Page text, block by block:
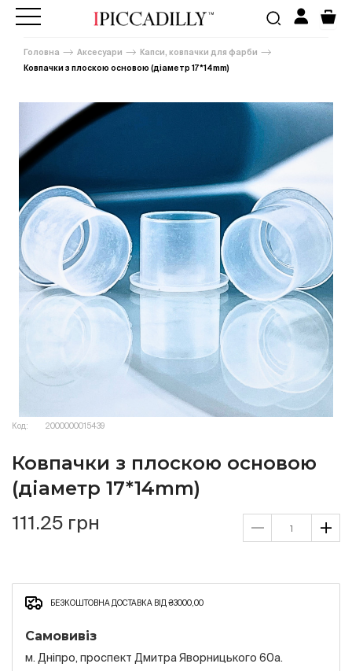
Головна Аксесуари
Капси, ковпачки для фарби
Ковпачки з плоскою основою (діаметр 17*14mm)
Код: 2000000015439
Ковпачки з плоскою основою
(діаметр 17*14mm)
111.25 грн
БЕЗКОШТОВНА ДОСТАВКА ВІД ₴3000,00
Самовивіз
м. Дніпро, проспект Дмитра Яворницького 60а.